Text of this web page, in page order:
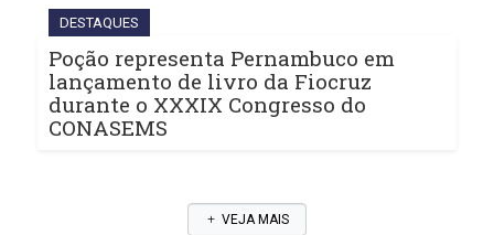
DESTAQUES
Poção representa Pernambuco em
lançamento de livro da Fiocruz
durante o XXXIX Congresso do
CONASEMS
VEJA MAIS